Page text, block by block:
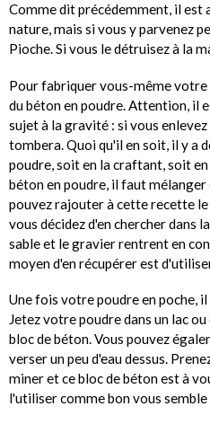
Comme dit précédemment, il est
nature, mais si vous y parvenez
Pioche. Si vous le détruisez à la
Pour fabriquer vous-même
du béton en poudre. Attention, il
sujet à la gravité : si vous
tombera. Quoi qu'il en soit, il y a
poudre, soit en la craftant, soit
béton en poudre, il faut mélanger
pouvez rajouter à cette recette
vous décidez d'en chercher dans
sable et le gravier rentrent en
moyen d'en récupérer est
Une fois votre poudre en poche,
Jetez votre poudre dans un lac
bloc de béton. Vous pouvez
verser un peu d'eau dessus.
miner et ce bloc de béton est à
l'utiliser comme bon vous